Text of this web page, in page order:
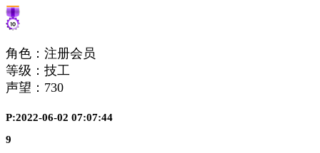
角色：注册会员
等级：技工
声望： 730
P:2022-06-02 07:07:44
9